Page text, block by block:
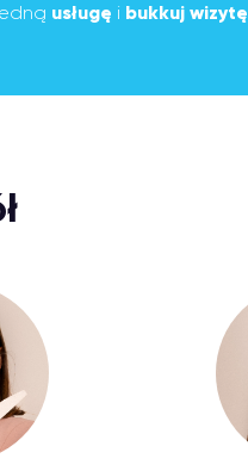
usługę i bukkuj wizytę